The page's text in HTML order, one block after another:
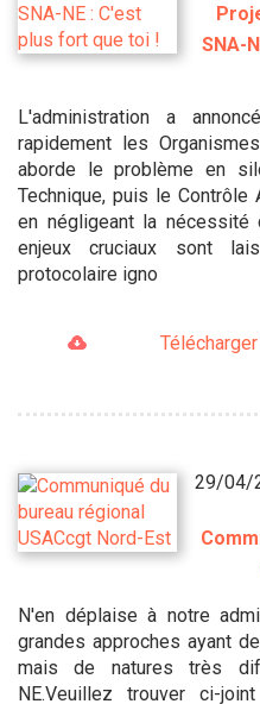
SNA-
L'administration a
rapidement les
aborde le problème en
Technique, puis le Contrôle
en négligeant la nécessité
enjeux cruciaux sont
protocolaire igno
29/04/
N'en déplaise à notre
grandes approches ayant
mais de natures très
NE.Veuillez trouver ci-